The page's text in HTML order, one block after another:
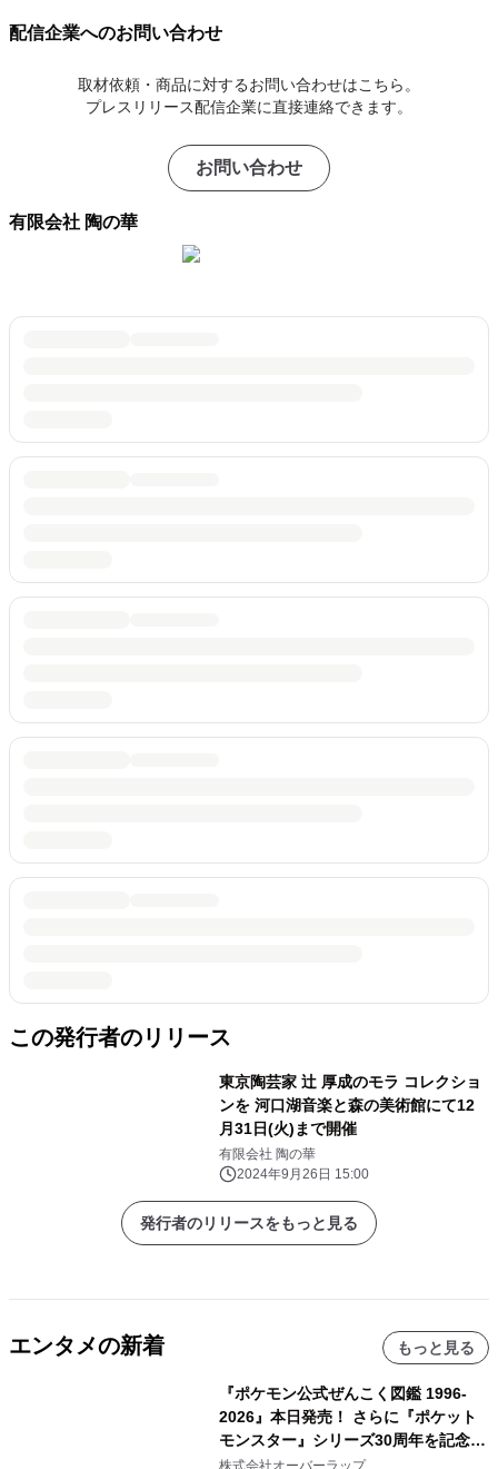
配信企業へのお問い合わせ
取材依頼・商品に対するお問い合わせはこちら。
プレスリリース配信企業に直接連絡できます。
お問い合わせ
有限会社 陶の華
この発行者のリリース
東京陶芸家 辻 厚成のモラ コレクショ
ンを 河口湖音楽と森の美術館にて12
月31日(火)まで開催
有限会社 陶の華
2024年9月26日 15:00
発行者のリリースをもっと見る
エンタメの新着 もっと見る
『ポケモン公式ぜんこく図鑑 1996-
2026』本日発売！ さらに『ポケット
モンスター』シリーズ30周年を記念し
た画集『ポケットモンスター ビジュア
株式会社オーバーラップ